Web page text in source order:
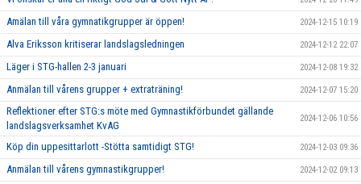
Amälan till våra gymnatikgrupper är öppen! 2024-12-15 10:19
Alva Eriksson kritiserar landslagsledningen 2024-12-12 22:07
Läger i STG-hallen 2-3 januari 2024-12-08 19:32
Anmälan till vårens grupper + extraträning! 2024-12-07 15:20
Reflektioner efter STG:s möte med Gymnastikförbundet gällande
landslagsverksamhet KvAG
2024-12-06 10:56
Köp din uppesittarlott -Stötta samtidigt STG! 2024-12-03 09:36
Anmälan till vårens gymnastikgrupper! 2024-12-02 09:13